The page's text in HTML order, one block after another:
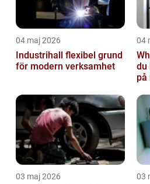
04 maj 2026
Industrihall flexibel grund
för modern verksamhet
04
du
på
03 maj 2026 03